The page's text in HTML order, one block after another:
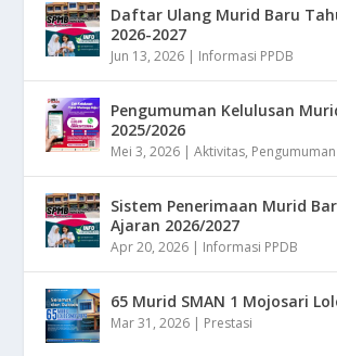
Daftar Ulang Murid Baru
2026-2027
Jun 13, 2026 | Informasi PPDB
Pengumuman Kelulusan
2025/2026
Mei 3, 2026 |Aktivitas, Pengumuman
Sistem Penerimaan Murid
Ajaran 2026/2027
Apr 20, 2026 | Informasi PPDB
65 Murid SMAN 1 Mojosari
Mar 31, 2026 | Prestasi